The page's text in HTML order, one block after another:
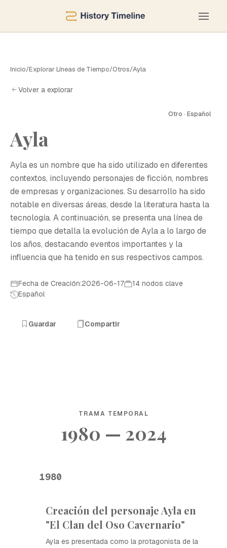
Inicio/Explorar Líneas de Tiempo/Otros/Ayla
Volver a explorar
Otro · Español
Ayla
Ayla es un nombre que ha sido utilizado en diferentes
contextos, incluyendo personajes de ficción, nombres
de empresas y organizaciones. Su desarrollo ha sido
notable en diversas áreas, desde la literatura hasta la
tecnología. A continuación, se presenta una línea de
tiempo que detalla la evolución de Ayla a lo largo de
los años, destacando eventos importantes y la
influencia que ha tenido en sus respectivos campos.
Fecha de Creación:2026-06-17
14 nodos clave
Español
Guardar Compartir
TRAMA TEMPORAL
1980 — 2024
1980
Creación del personaje Ayla en
"El Clan del Oso Cavernario"
Ayla es presentada como la protagonista de la